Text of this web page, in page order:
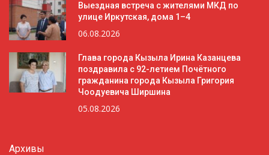
Выездная встреча с жителями МКД по
улице Иркутская, дома 1–4
06.08.2026
Глава города Кызыла Ирина Казанцева
поздравила с 92-летием Почётного
гражданина города Кызыла Григория
Чоодуевича Ширшина
05.08.2026
Архивы